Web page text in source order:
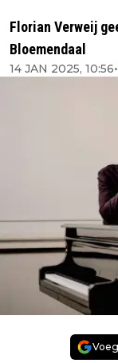
Florian Verweij
Bloemendaal
14 JAN 2025, 10:56•